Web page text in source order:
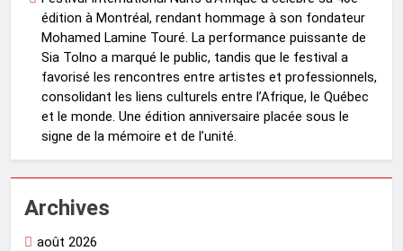
édition à Montréal, rendant hommage à son fondateur
Mohamed Lamine Touré. La performance puissante de
Sia Tolno a marqué le public, tandis que le festival a
favorisé les rencontres entre artistes et professionnels,
consolidant les liens culturels entre l’Afrique, le Québec
et le monde. Une édition anniversaire placée sous le
signe de la mémoire et de l’unité.
Archives
août 2026